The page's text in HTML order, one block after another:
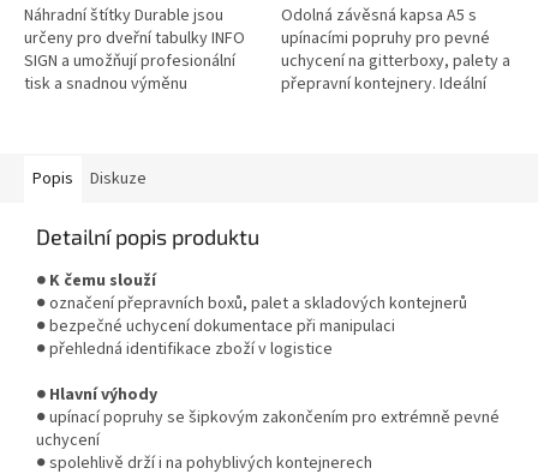
Náhradní štítky Durable jsou
určeny pro dveřní tabulky INFO
SIGN a umožňují profesionální
tisk a snadnou výměnu
Odolná závěsná kapsa A5 s
upínacími popruhy pro pevné
uchycení na gitterboxy, palety a
přepravní kontejnery. Ideální
Popis Diskuze
Detailní popis produktu
● K čemu slouží
● označení přepravních boxů, palet a skladových kontejnerů
● bezpečné uchycení dokumentace při manipulaci
● přehledná identifikace zboží v logistice
● Hlavní výhody
● upínací popruhy se šipkovým zakončením pro extrémně pevné
uchycení
● spolehlivě drží i na pohyblivých kontejnerech